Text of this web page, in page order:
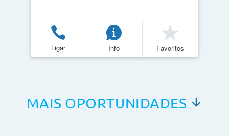
Ligar Info Favoritos
MAIS OPORTUNIDADES